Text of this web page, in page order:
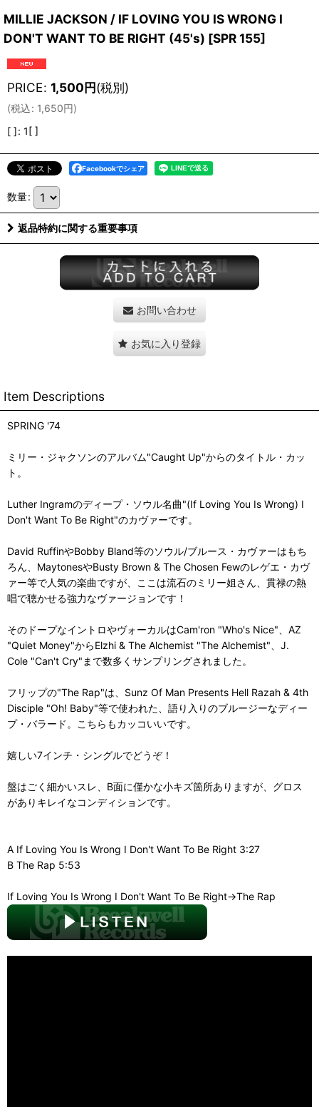
MILLIE JACKSON / IF LOVING YOU IS WRONG I
DON'T WANT TO BE RIGHT (45's) [SPR 155]
PRICE: 1,500円(税別)
(税込: 1,650円)
[ ]: 1[ ]
Facebookでシェア
数量:
返品特約に関する重要事項
お問い合わせ
お気に入り登録
Item Descriptions
SPRING '74
ミリー・ジャクソンのアルバム"Caught Up"からのタイトル・カッ
ト。
Luther Ingramのディープ・ソウル名曲"(If Loving You Is Wrong) I
Don't Want To Be Right"のカヴァーです。
David RuffinやBobby Bland等のソウル/ブルース・カヴァーはもち
ろん、MaytonesやBusty Brown & The Chosen Fewのレゲエ・カヴ
ァー等で人気の楽曲ですが、ここは流石のミリー姐さん、貫禄の熱
唱で聴かせる強力なヴァージョンです！
そのドープなイントロやヴォーカルはCam'ron "Who's Nice"、AZ
"Quiet Money"からElzhi & The Alchemist "The Alchemist"、J.
Cole "Can't Cry"まで数多くサンプリングされました。
フリップの"The Rap"は、Sunz Of Man Presents Hell Razah & 4th
Disciple "Oh! Baby"等で使われた、語り入りのブルージーなディー
プ・バラード。こちらもカッコいいです。
嬉しい7インチ・シングルでどうぞ！
盤はごく細かいスレ、B面に僅かな小キズ箇所ありますが、グロス
がありキレイなコンディションです。
A If Loving You Is Wrong I Don't Want To Be Right 3:27
B The Rap 5:53
If Loving You Is Wrong I Don't Want To Be Right→The Rap